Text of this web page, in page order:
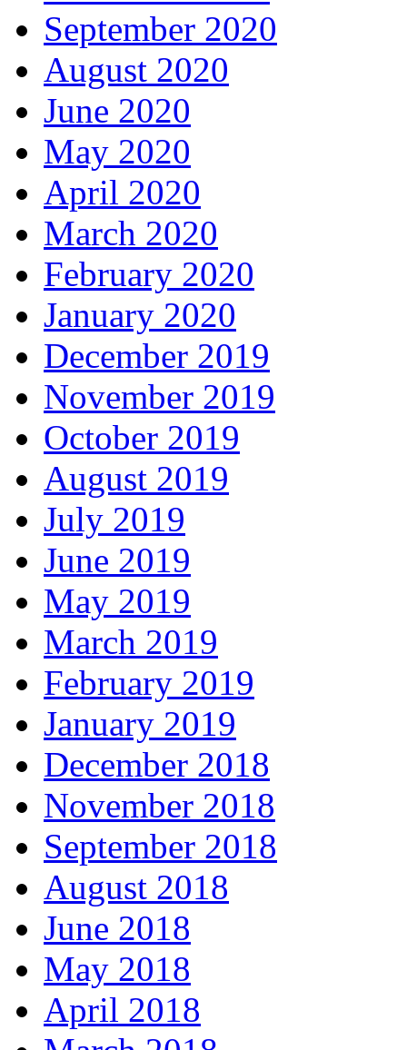
September 2020
August 2020
June 2020
May 2020
April 2020
March 2020
February 2020
January 2020
December 2019
November 2019
October 2019
August 2019
July 2019
June 2019
May 2019
March 2019
February 2019
January 2019
December 2018
November 2018
September 2018
August 2018
June 2018
May 2018
April 2018